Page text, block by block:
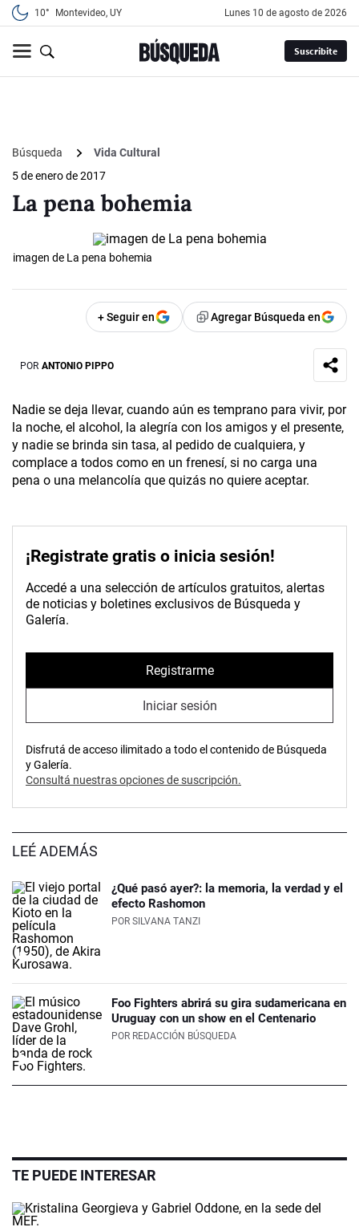
10° Montevideo, UY lunes 10 de agosto de 2026
Suscribite
Búsqueda
Vida Cultural
5 de enero de 2017
La pena bohemia
imagen de La pena bohemia
+ Seguir en Agregar Búsqueda en
POR ANTONIO PIPPO
Nadie se deja llevar, cuando aún es temprano para vivir, por
la noche, el alcohol, la alegría con los amigos y el presente,
y nadie se brinda sin tasa, al pedido de cualquiera, y
complace a todos como en un frenesí, si no carga una
pena o una melancolía que quizás no quiere aceptar.
¡Registrate gratis o inicia sesión!
Accedé a una selección de artículos gratuitos, alertas
de noticias y boletines exclusivos de Búsqueda y
Galería.
Registrarme
Iniciar sesión
Disfrutá de acceso ilimitado a todo el contenido de Búsqueda
y Galería.
Consultá nuestras opciones de suscripción.
LEÉ ADEMÁS
¿Qué pasó ayer?: la memoria, la verdad y el
efecto Rashomon
POR SILVANA TANZI
Foo Fighters abrirá su gira sudamericana en
Uruguay con un show en el Centenario
POR REDACCIÓN BÚSQUEDA
TE PUEDE INTERESAR